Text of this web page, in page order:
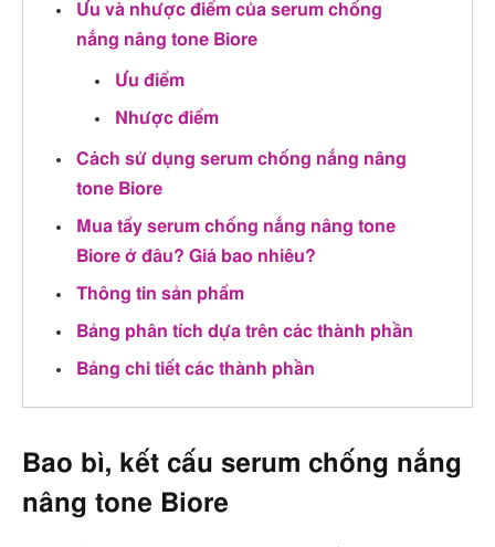
Ưu và nhược điểm của serum chống
nắng nâng tone Biore
Ưu điểm
Nhược điểm
Cách sử dụng serum chống nắng nâng
tone Biore
Mua tẩy serum chống nắng nâng tone
Biore ở đâu? Giá bao nhiêu?
Thông tin sản phẩm
Bảng phân tích dựa trên các thành phần
Bảng chi tiết các thành phần
Bao bì, kết cấu serum chống nắng
nâng tone Biore